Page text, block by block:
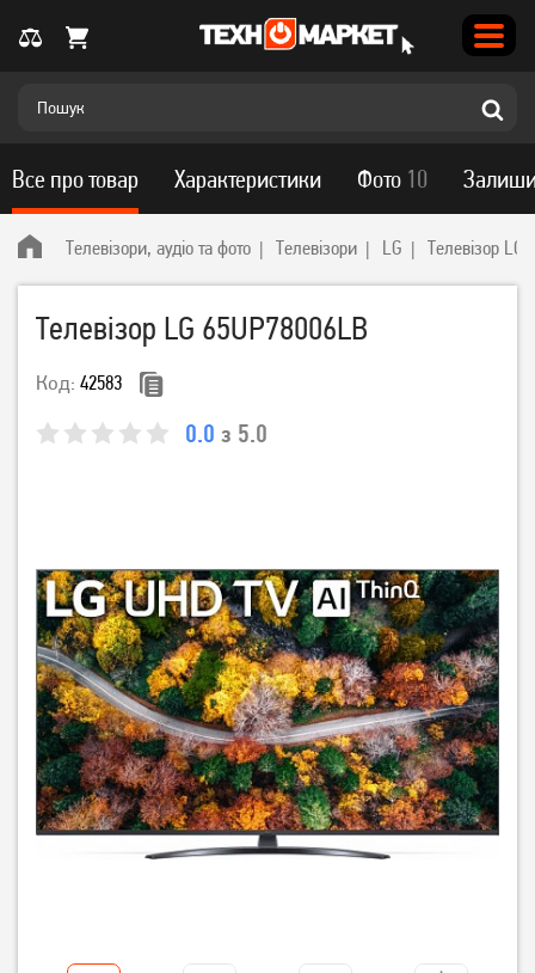
Телевізори, аудіо та фото Телевізори LG Телевізор LG
Телевізор LG 65UP78006LB
Код: 42583
0.0 з 5.0
Все про товар Характеристики Фото 10